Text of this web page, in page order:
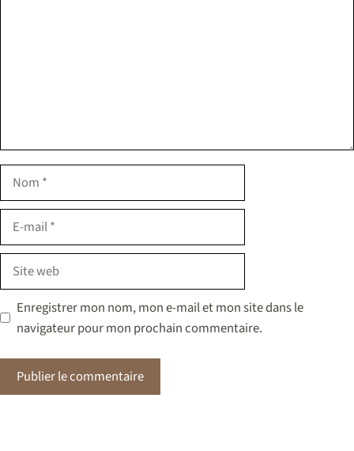
Nom
Site
Enregistrer mon nom, mon e-mail et mon site dans le
navigateur pour mon prochain commentaire.